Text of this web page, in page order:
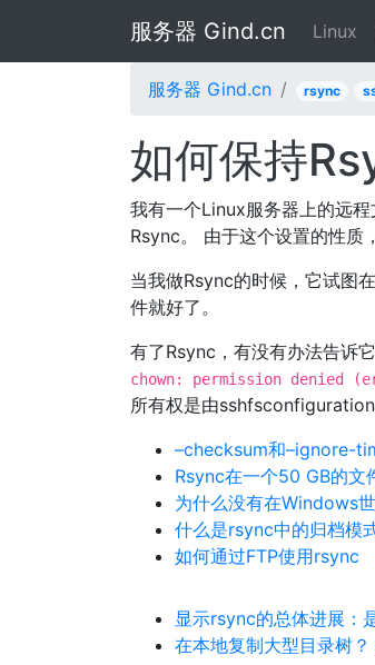
服务器 Gind.cn Linux
服务器 Gind.cn rsync
如何保持
我有一个Linux服务器上的远程
Rsync。 由于这个设置的性质
当我做Rsync的时候，它试图
件就好了。
有了Rsync，有没有办法告诉
chown: permission denied
所有权是由sshfsconfiguration
–checksum和–ignore-
Rsync在一个50 GB的文
为什么没有在Windows
什么是rsync中的归档模
如何通过FTP使用rsync
显示rsync的总体进展：
在本地复制大型目录树